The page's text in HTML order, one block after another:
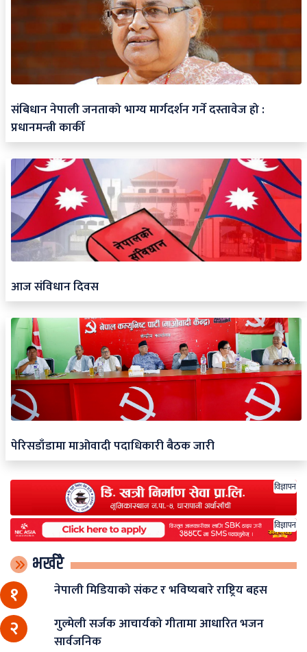
संबिधान नेपाली जनताको भाग्य मार्गदर्शन गर्ने दस्तावेज हो :
प्रधानमन्त्री कार्की
आज संविधान दिवस
पेरिसडाँडामा माओवादी पदाधिकारी बैठक जारी
विज्ञापन
विज्ञापन
भर्खरै
१ नेपाली मिडियाको संकट र भविष्यबारे राष्ट्रिय बहस
२
गुल्मेली सर्जक आचार्यको गीतामा आधारित भजन
सार्वजनिक